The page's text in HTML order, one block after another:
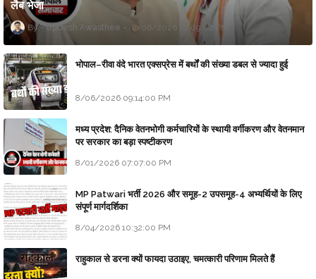
लैब भेजा
Updesh Awasthee 8/06/2026 10:09:00 PM
भोपाल–रीवा वंदे भारत एक्सप्रेस में बर्थों की संख्या डबल से ज्यादा हुई
8/06/2026 09:14:00 PM
मध्य प्रदेश: दैनिक वेतनभोगी कर्मचारियों के स्थायी वर्गीकरण और वेतनमान
पर सरकार का बड़ा स्पष्टीकरण
8/01/2026 07:07:00 PM
MP Patwari भर्ती 2026 और समूह-2 उपसमूह-4 अभ्यर्थियों के लिए
संपूर्ण मार्गदर्शिका
8/04/2026 10:32:00 PM
राहुकाल से डरना क्यों फायदा उठाइए, चमत्कारी परिणाम मिलते हैं